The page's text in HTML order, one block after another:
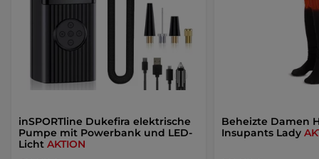
inSPORTline Dukefira elektrische
Pumpe mit Powerbank und LED-
Licht AKTION
Beheizte Damen
Insupants Lady